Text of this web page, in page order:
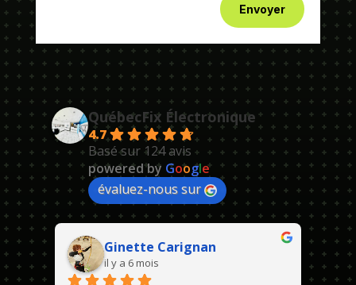
Envoyer
QuébecFix Électronique
4.7
Basé sur 124 avis
powered by Google
évaluez-nous sur
Ginette Carignan
il y a 6 mois